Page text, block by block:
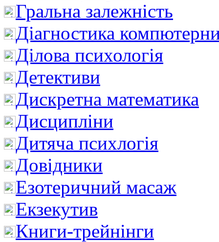
Гральна залежність
Діагностика
Ділова психологія
Детективи
Дискретна математика
Дисципліни
Дитяча психлогія
Довідники
Езотеричний масаж
Екзекутив
Книги-трейнінги